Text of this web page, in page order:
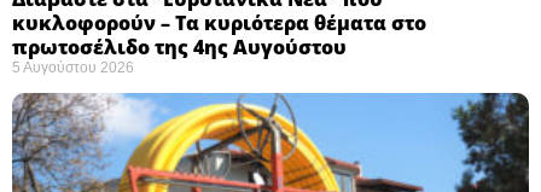
κυκλοφορούν – Τα κυριότερα θέματα στο
πρωτοσέλιδο της 4ης Αυγούστου
5 Αυγούστου 2026